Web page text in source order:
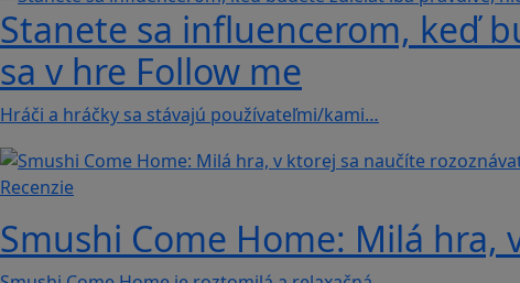
Stanete sa influencerom, keď
sa v hre Follow me
Hráči a hráčky sa stávajú používateľmi/kami…
Recenzie
Smushi Come Home: Milá